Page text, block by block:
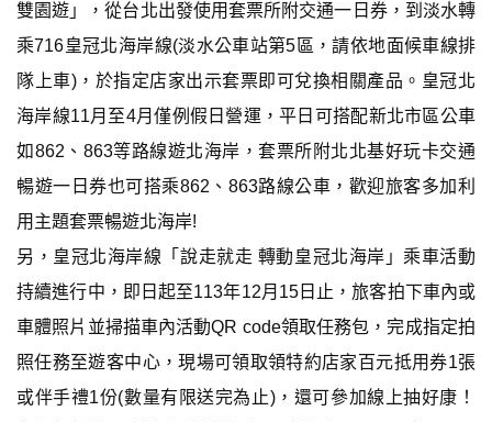
雙園遊」，從台北出發使用套票所附交通一日券，到淡水轉
乘716皇冠北海岸線(淡水公車站第5區，請依地面候車線排
隊上車)，於指定店家出示套票即可兌換相關產品。皇冠北
海岸線11月至4月僅例假日營運，平日可搭配新北市區公車
如862、863等路線遊北海岸，套票所附北北基好玩卡交通
暢遊一日券也可搭乘862、863路線公車，歡迎旅客多加利
用主題套票暢遊北海岸!
另，皇冠北海岸線「說走就走 轉動皇冠北海岸」乘車活動
持續進行中，即日起至113年12月15日止，旅客拍下車內或
車體照片並掃描車內活動QR code領取任務包，完成指定拍
照任務至遊客中心，現場可領取領特約店家百元抵用券1張
或伴手禮1份(數量有限送完為止)，還可參加線上抽好康！